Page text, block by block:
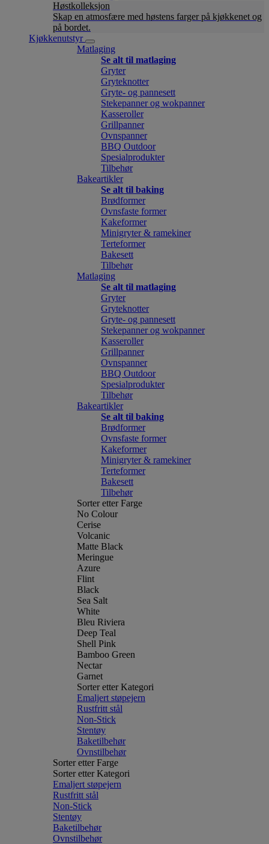
Høstkolleksjon
Skap en atmosfære med høstens farger på kjøkkenet og
på bordet.
Kjøkkenutstyr
Matlaging
Se alt til matlaging
Gryter
Gryteknotter
Gryte- og pannesett
Stekepanner og wokpanner
Kasseroller
Grillpanner
Ovnspanner
BBQ Outdoor
Spesialprodukter
Tilbehør
Bakeartikler
Se alt til baking
Brødformer
Ovnsfaste former
Kakeformer
Minigryter & ramekiner
Terteformer
Bakesett
Tilbehør
Matlaging
Se alt til matlaging
Gryter
Gryteknotter
Gryte- og pannesett
Stekepanner og wokpanner
Kasseroller
Grillpanner
Ovnspanner
BBQ Outdoor
Spesialprodukter
Tilbehør
Bakeartikler
Se alt til baking
Brødformer
Ovnsfaste former
Kakeformer
Minigryter & ramekiner
Terteformer
Bakesett
Tilbehør
Sorter etter Farge
No Colour
Cerise
Volcanic
Matte Black
Meringue
Azure
Flint
Black
Sea Salt
White
Bleu Riviera
Deep Teal
Shell Pink
Bamboo Green
Nectar
Garnet
Sorter etter Kategori
Emaljert støpejern
Rustfritt stål
Non-Stick
Stentøy
Baketilbehør
Ovnstilbehør
Sorter etter Farge
Sorter etter Kategori
Emaljert støpejern
Rustfritt stål
Non-Stick
Stentøy
Baketilbehør
Ovnstilbehør